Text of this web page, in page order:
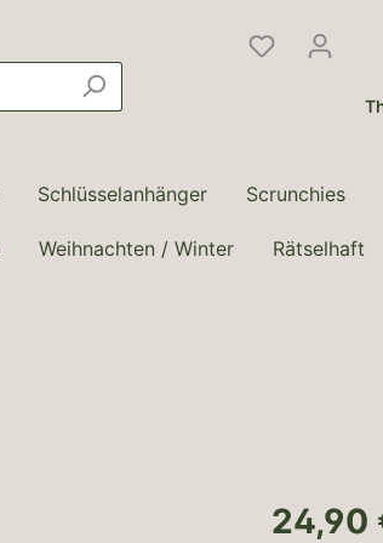
Schlüsselanhänger Scrunchies
Weihnachten / Winter Rätselhaft
24,90